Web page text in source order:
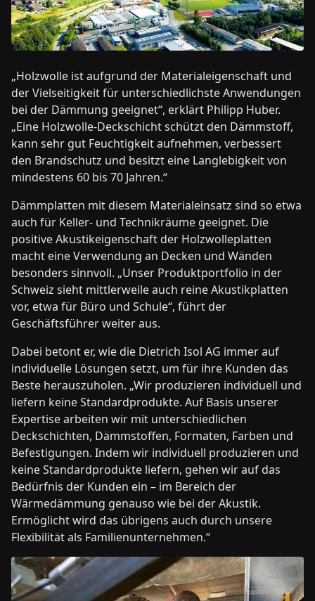
„Holzwolle ist aufgrund der Materialeigenschaft und
der Vielseitigkeit für unterschiedlichste Anwendungen
bei der Dämmung geeignet“, erklärt Philipp Huber.
„Eine Holzwolle-Deckschicht schützt den Dämmstoff,
kann sehr gut Feuchtigkeit aufnehmen, verbessert
den Brandschutz und besitzt eine Langlebigkeit von
mindestens 60 bis 70 Jahren.“
Dämmplatten mit diesem Materialeinsatz sind so etwa
auch für Keller- und Technikräume geeignet. Die
positive Akustikeigenschaft der Holzwolleplatten
macht eine Verwendung an Decken und Wänden
besonders sinnvoll. „Unser Produktportfolio in der
Schweiz sieht mittlerweile auch reine Akustikplatten
vor, etwa für Büro und Schule“, führt der
Geschäftsführer weiter aus.
Dabei betont er, wie die Dietrich Isol AG immer auf
individuelle Lösungen setzt, um für ihre Kunden das
Beste herauszuholen. „Wir produzieren individuell und
liefern keine Standardprodukte. Auf Basis unserer
Expertise arbeiten wir mit unterschiedlichen
Deckschichten, Dämmstoffen, Formaten, Farben und
Befestigungen. Indem wir individuell produzieren und
keine Standardprodukte liefern, gehen wir auf das
Bedürfnis der Kunden ein – im Bereich der
Wärmedämmung genauso wie bei der Akustik.
Ermöglicht wird das übrigens auch durch unsere
Flexibilität als Familienunternehmen.“